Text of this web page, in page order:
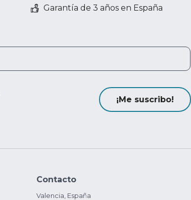
Garantía de 3 años en España
¡Me suscribo!
Contacto
Valencia, España